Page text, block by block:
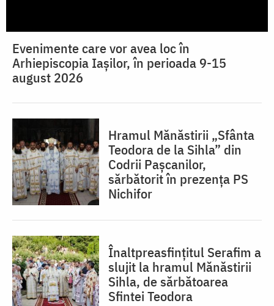
Evenimente care vor avea loc în
Arhiepiscopia Iaşilor, în perioada 9-15
august 2026
Hramul Mănăstirii „Sfânta
Teodora de la Sihla” din
Codrii Pașcanilor,
sărbătorit în prezența PS
Nichifor
Înaltpreasfințitul Serafim a
slujit la hramul Mănăstirii
Sihla, de sărbătoarea
Sfintei Teodora